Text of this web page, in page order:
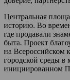
Центральная
историю. Во
где продавали
быта. Проект
на Всероссийском
городской среды в
инициированном